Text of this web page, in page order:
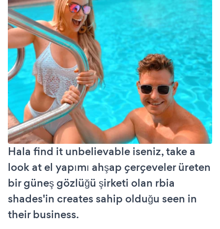
Hala find it unbelievable iseniz, take a
look at el yapımı ahşap çerçeveler üreten
bir güneş gözlüğü şirketi olan rbia
shades'in creates sahip olduğu seen in
their business.